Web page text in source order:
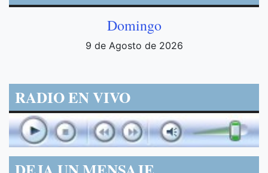
Domingo
9 de Agosto de 2026
RADIO EN VIVO